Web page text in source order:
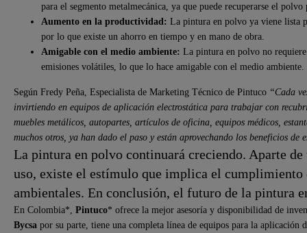
para el segmento metalmecánica, ya que puede recuperarse el
Aumento en la productividad: La pintura en polvo ya viene lista
por lo que existe un ahorro en tiempo y en mano de obra.
Amigable con el medio ambiente: La pintura en polvo no
emisiones volátiles, lo que lo hace amigable con el medio ambiente.
Según Fredy Peña, Especialista de Marketing Técnico de Pintuco “Cada
invirtiendo en equipos de aplicación electrostática para trabajar con
muebles metálicos, autopartes, artículos de oficina, equipos médicos,
muchos otros, ya han dado el paso y están aprovechando los beneficios
La pintura en polvo continuará creciendo. Aparte
uso, existe el estímulo que implica el cumplimiento
ambientales. En conclusión, el futuro de la pintura
En Colombia*, Pintuco* ofrece la mejor asesoría y disponibilidad de
Bycsa por su parte, tiene una completa línea de equipos para la